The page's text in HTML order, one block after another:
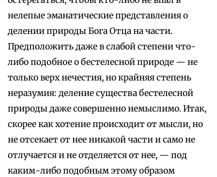
нелепые эманатические представления о
делении природы Бога Отца на части.
Предположить даже в слабой степени что-
либо подобное о бестелесной природе — не
только верх нечестия, но крайняя степень
неразумия: деление существа бестелесной
природы даже совершенно немыслимо. Итак,
скорее как хотение происходит от мысли, но
не отсекает от нее никакой части и само не
отлучается и не отделяется от нее, — под
каким-либо подобным этому образом